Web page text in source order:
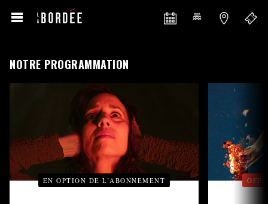
NOTRE PROGRAMMATION
EN OPTION DE L’ABONNEMENT